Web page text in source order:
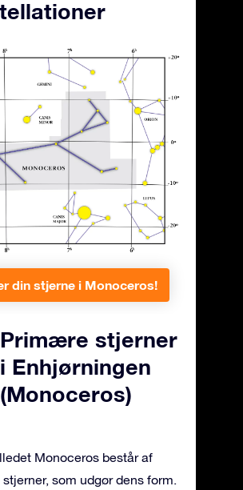
din stjerne i Monoceros!
Primære stjerner
i Enhjørningen
(Monoceros)
Monoceros består af
som udgør dens form.